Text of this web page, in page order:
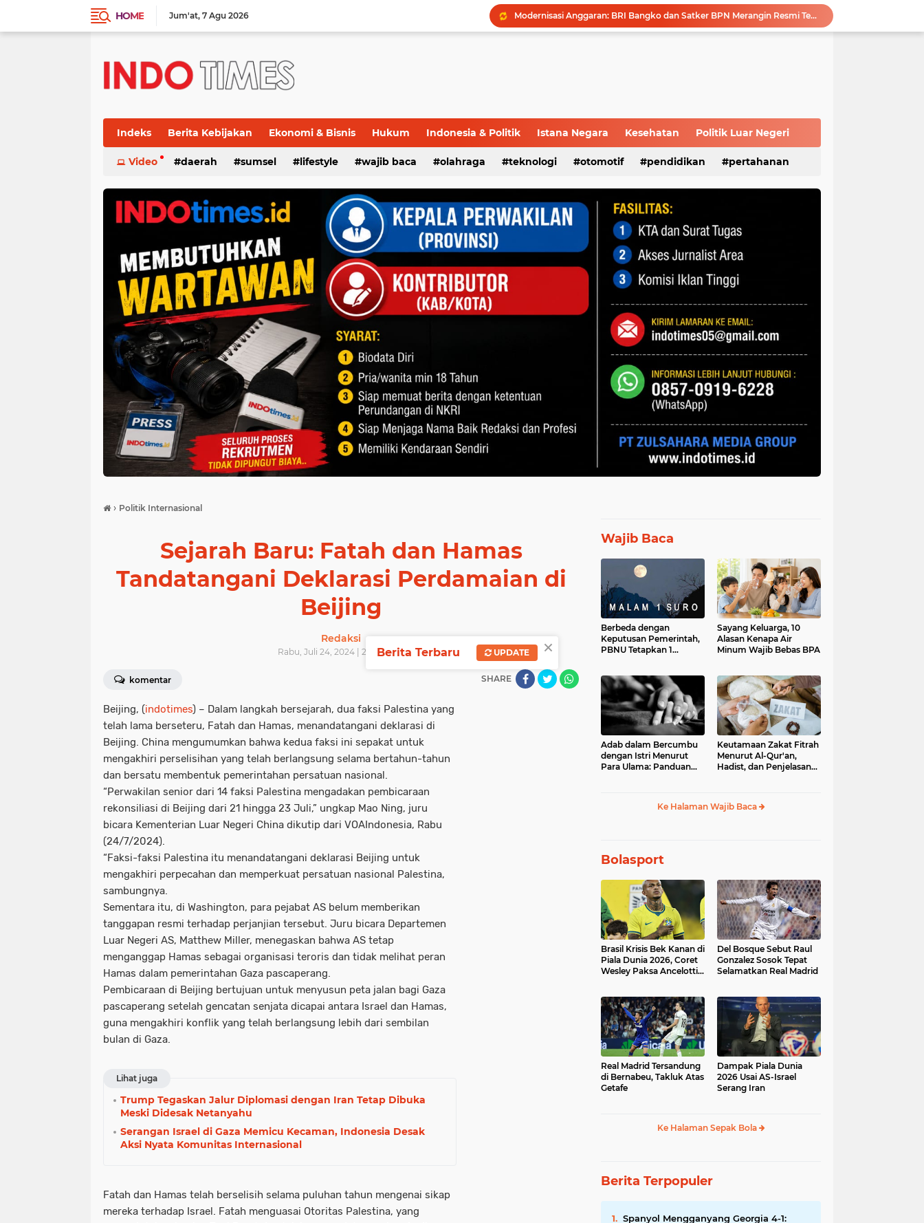
HOME Jum'at 7 Agu 2026
Modernisasi Anggaran: BRI Bangko dan Satker BPN Merangin Resmi Teken PKS Penerbitan KKP
Polri Presisi Diperkuat, Polda Sumsel dan GBR Sriwijaya Sepakat Bangun Kolaborasi untuk Kamtibmas
Perkuat Tata Kelola Perusahaan, Pertamina Patra Niaga Jalin Kerja Sama dengan Kejati Sumsel
Indeks Berita Kebijakan Ekonomi & Bisnis Hukum Indonesia & Politik Istana Negara Kesehatan Politik Luar Negeri
Video daerah sumsel lifestyle wajib baca olahraga teknologi otomotif pendidikan pertahanan
› Politik Internasional
Sejarah Baru: Fatah dan Hamas
Tandatangani Deklarasi Perdamaian di
Beijing
Redaksi
Rabu, Juli 24, 2024 | 22:40 WIB
komentar SHARE
Beijing, (indotimes) – Dalam langkah bersejarah, dua faksi Palestina yang
telah lama berseteru, Fatah dan Hamas, menandatangani deklarasi di
Beijing. China mengumumkan bahwa kedua faksi ini sepakat untuk
mengakhiri perselisihan yang telah berlangsung selama bertahun-tahun
dan bersatu membentuk pemerintahan persatuan nasional.
“Perwakilan senior dari 14 faksi Palestina mengadakan pembicaraan
rekonsiliasi di Beijing dari 21 hingga 23 Juli,” ungkap Mao Ning, juru
bicara Kementerian Luar Negeri China dikutip dari VOAIndonesia, Rabu
(24/7/2024).
“Faksi-faksi Palestina itu menandatangani deklarasi Beijing untuk
mengakhiri perpecahan dan memperkuat persatuan nasional Palestina,
sambungnya.
Sementara itu, di Washington, para pejabat AS belum memberikan
tanggapan resmi terhadap perjanjian tersebut. Juru bicara Departemen
Luar Negeri AS, Matthew Miller, menegaskan bahwa AS tetap
menganggap Hamas sebagai organisasi teroris dan tidak melihat peran
Hamas dalam pemerintahan Gaza pascaperang.
Pembicaraan di Beijing bertujuan untuk menyusun peta jalan bagi Gaza
pascaperang setelah gencatan senjata dicapai antara Israel dan Hamas,
guna mengakhiri konflik yang telah berlangsung lebih dari sembilan
bulan di Gaza.
Lihat juga
Trump Tegaskan Jalur Diplomasi dengan Iran Tetap Dibuka
Meski Didesak Netanyahu
Serangan Israel di Gaza Memicu Kecaman, Indonesia Desak
Aksi Nyata Komunitas Internasional
Fatah dan Hamas telah berselisih selama puluhan tahun mengenai sikap
mereka terhadap Israel. Fatah menguasai Otoritas Palestina, yang
Wajib Baca
Berbeda dengan
Keputusan Pemerintah,
PBNU Tetapkan 1
Sayang Keluarga, 10
Alasan Kenapa Air
Minum Wajib Bebas BPA
Adab dalam Bercumbu
dengan Istri Menurut
Para Ulama: Panduan
Keutamaan Zakat Fitrah
Menurut Al-Qur'an,
Hadist, dan Penjelasan
Ke Halaman Wajib Baca
Bolasport
Brasil Krisis Bek Kanan di
Piala Dunia 2026, Coret
Wesley Paksa Ancelotti
Del Bosque Sebut Raul
Gonzalez Sosok Tepat
Selamatkan Real Madrid
Real Madrid Tersandung
di Bernabeu, Takluk Atas
Getafe
Dampak Piala Dunia
2026 Usai AS-Israel
Serang Iran
Ke Halaman Sepak Bola
Berita Terpopuler
Spanyol Mengganyang Georgia 4-1:
×
Berita Terbaru UPDATE